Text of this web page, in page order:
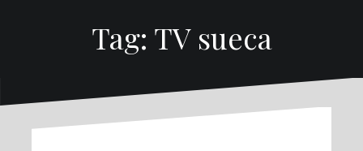
Tag: TV sueca